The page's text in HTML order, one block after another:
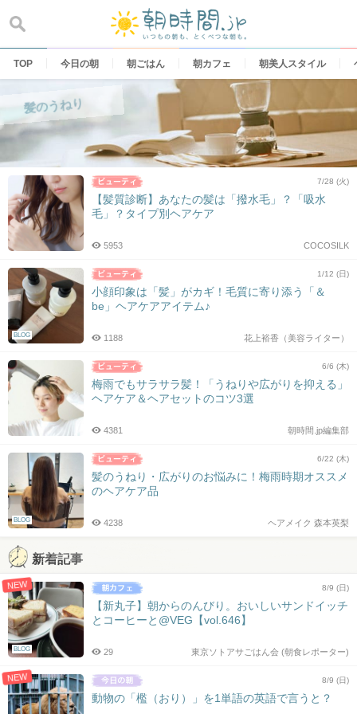
content
TOP 今日の朝 朝ごはん 朝カフェ 朝美人スタイル
髪のうねり
7/28 (火)
【髪質診断】あなたの髪は「撥水毛」？「吸水
毛」？タイプ別ヘアケア
COCOSILK
5953
BLOG
1/12 (日)
小顔印象は「髪」がカギ！毛質に寄り添う「＆
be」ヘアケアアイテム♪
花上裕香（美容ライター）
1188
6/6 (木)
梅雨でもサラサラ髪！「うねりや広がりを抑える」
ヘアケア＆ヘアセットのコツ3選
朝時間.jp編集部
4381
BLOG
6/22 (木)
髪のうねり・広がりのお悩みに！梅雨時期オススメ
のヘアケア品
ヘアメイク 森本英梨
4238
新着記事
NEW
BLOG
8/9 (日)
【新丸子】朝からのんびり。おいしいサンドイッチ
とコーヒーと@VEG【vol.646】
東京ソトアサごはん会 (朝食レポーター)
29
NEW 8/9 (日)
動物の「檻（おり）」を1単語の英語で言うと？